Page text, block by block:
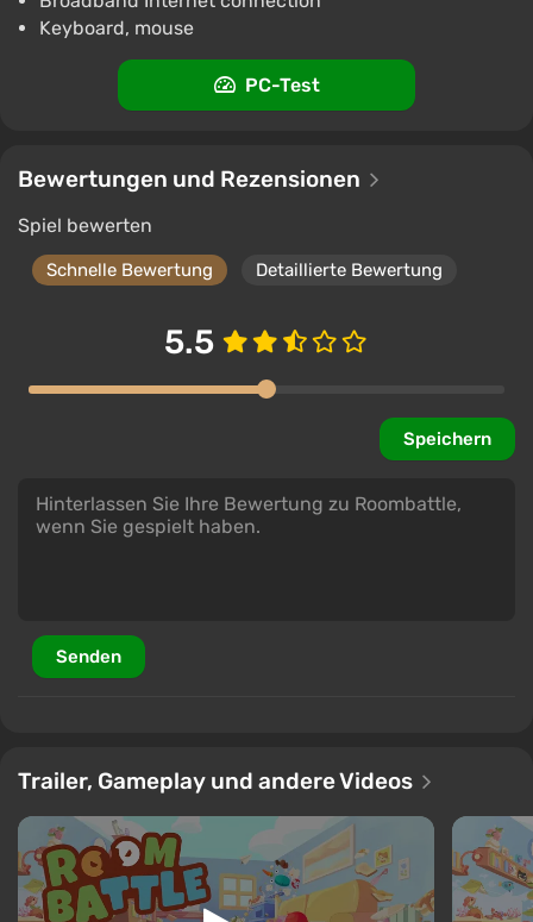
Keyboard, mouse
PC-Test
Bewertungen und Rezensionen
Spiel bewerten
Schnelle Bewertung Detaillierte Bewertung
5.5
Speichern
Senden
Trailer, Gameplay und andere Videos